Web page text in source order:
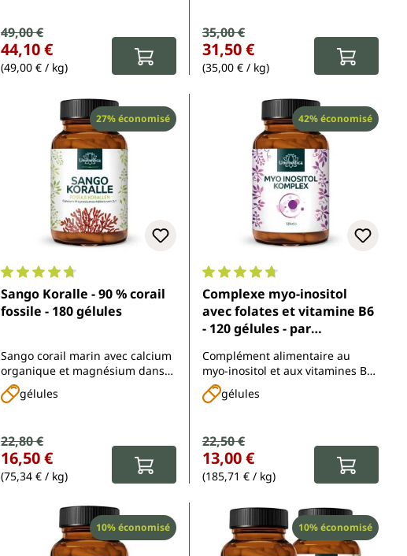
Prix de vente :
Prix régulier :
49,00 €
44,10 €
(49,00 € / kg)
Prix de vente :
Prix régulier :
35,00 €
31,50 €
(35,00 € / kg)
Réduction
27% économisé
Note moyenne de 4.7 sur 5 étoiles
Sango Koralle - 90 % corail
fossile - 180 gélules
Sango corail marin avec calcium
organique et magnésium dans
un rapport de 2:1
gélules
Prix de vente :
Prix régulier :
22,80 €
16,50 €
(75,34 € / kg)
Réduction
42% économisé
Note moyenne de 4.8 sur 5 étoiles
Complexe myo-inositol
avec folates et vitamine B6
- 120 gélules - par
Complément alimentaire au
myo-inositol et aux vitamines B6
et B9
gélules
Prix de vente :
Prix régulier :
22,50 €
13,00 €
(185,71 € / kg)
Réduction
10% économisé Réduction
10% économisé